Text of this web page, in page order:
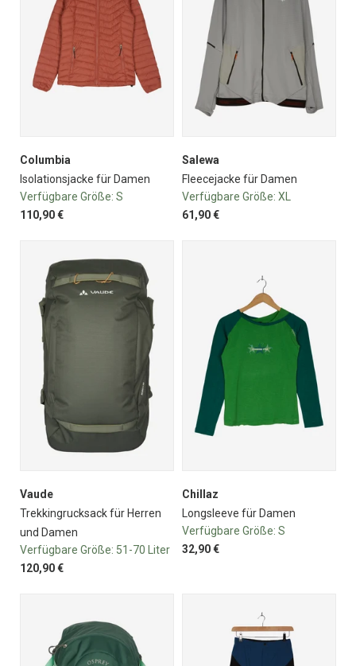
Columbia
Isolationsjacke für Damen
Verfügbare Größe: S
110,90 €
Salewa
Fleecejacke für Damen
Verfügbare Größe: XL
61,90 €
Vaude
Trekkingrucksack für Herren
und Damen
Verfügbare Größe: 51-70 Liter
120,90 €
Chillaz
Longsleeve für Damen
Verfügbare Größe: S
32,90 €